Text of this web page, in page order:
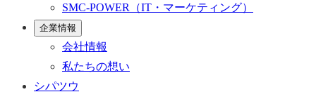
SMC-POWER
（IT・マーケティング）
企業情報
会社情報
私たちの想い
シパツウ